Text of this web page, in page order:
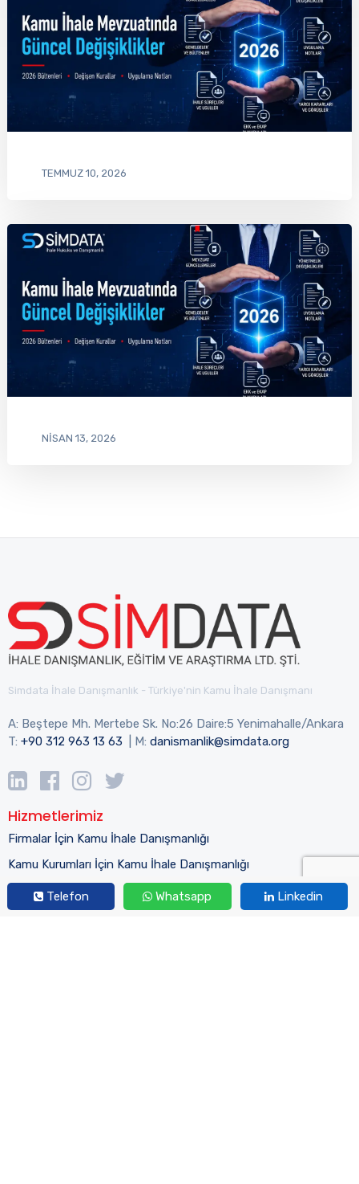
TEMMUZ 10, 2026
NISAN 13, 2026
Simdata İhale Danışmanlık - Türkiye'nin Kamu İhale Danışmanı
A: Beştepe Mh. Mertebe Sk. No:26 Daire:5 Yenimahalle/Ankara
T: +90 312 963 13 63 | M: danismanlik@simdata.org
Hizmetlerimiz
Firmalar İçin Kamu İhale Danışmanlığı
Kamu Kurumları İçin Kamu İhale Danışmanlığı
Kamu İhale Mevzuatı Eğitimi
Telefon Whatsapp Linkedin